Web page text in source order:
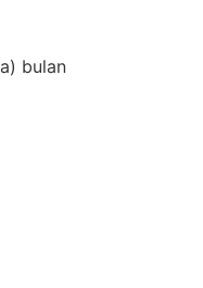
bulan